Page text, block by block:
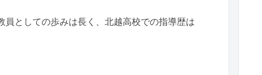
としての歩みは長く、北越高校での指導歴は